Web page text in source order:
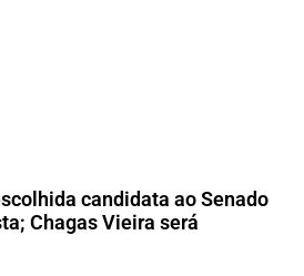
candidata ao Senado
Chagas Vieira será